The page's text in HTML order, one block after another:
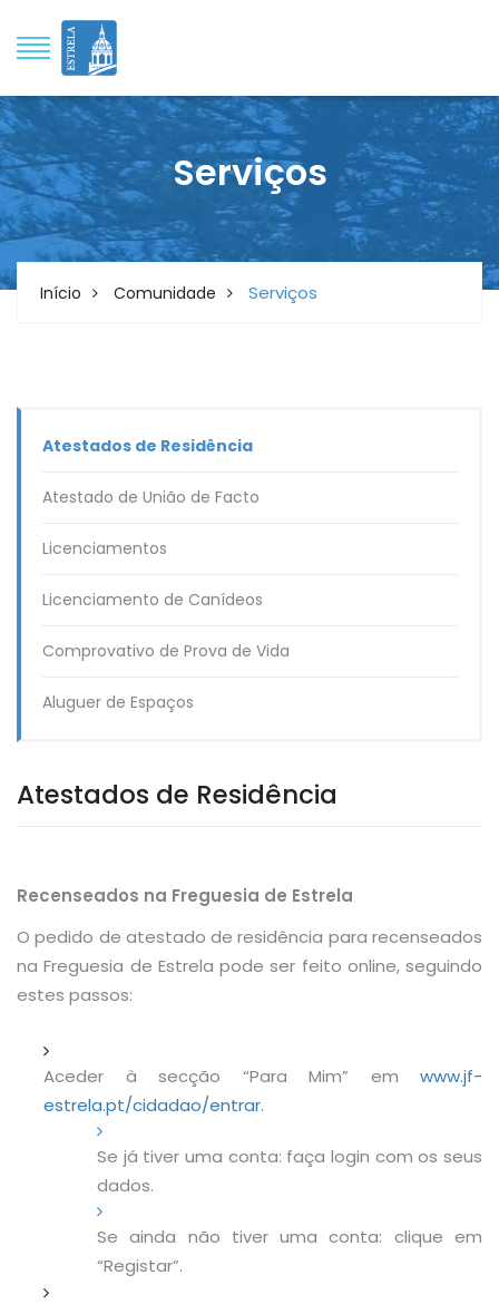
Serviços
Início Comunidade Serviços
Atestados de Residência
Atestado de União de Facto
Licenciamentos
Licenciamento de Canídeos
Comprovativo de Prova de Vida
Aluguer de Espaços
Atestados de Residência
Recenseados na Freguesia de Estrela
O pedido de atestado de residência para recenseados
na Freguesia de Estrela pode ser feito online, seguindo
estes passos:
Aceder à secção “Para Mim” em www.jf-
estrela.pt/cidadao/entrar.
Se já tiver uma conta: faça login com os seus
dados.
Se ainda não tiver uma conta: clique em
“Registar”.